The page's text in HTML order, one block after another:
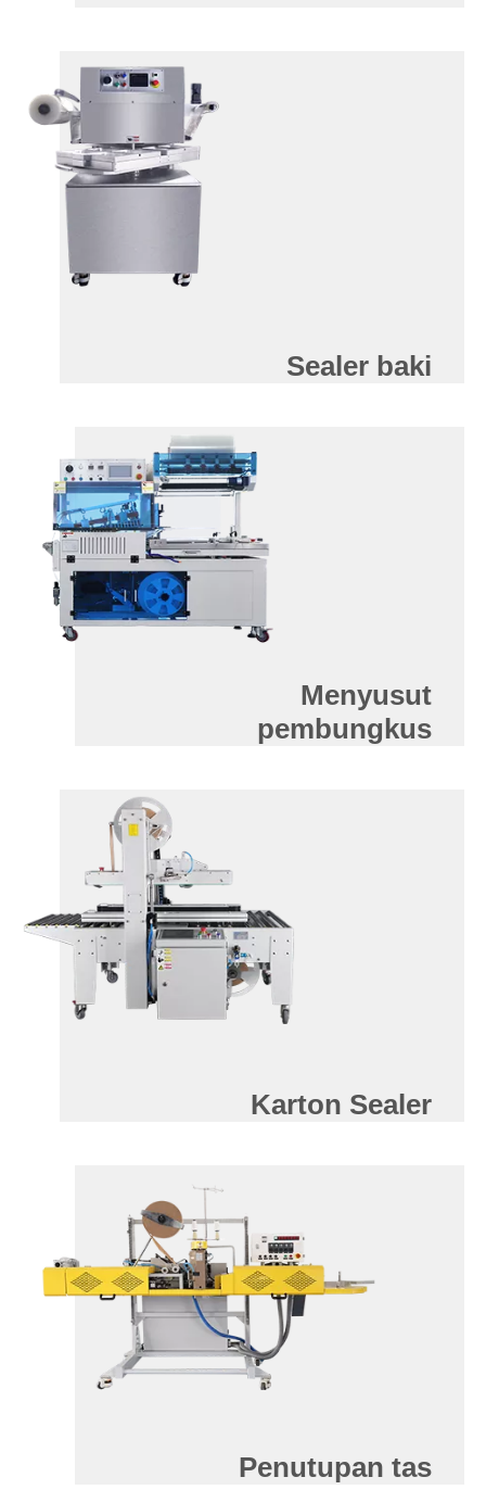
Sealer baki
Menyusut
pembungkus
Karton Sealer
Penutupan tas